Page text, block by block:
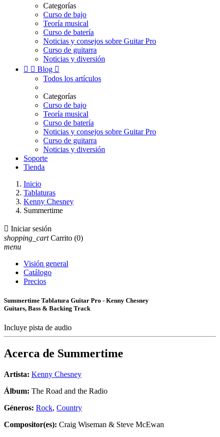
Categorías
Curso de bajo
Teoría musical
Curso de batería
Noticias y consejos sobre Guitar Pro
Curso de guitarra
Noticias y diversión
  Blog 
Todos los artículos
Categorías
Curso de bajo
Teoría musical
Curso de batería
Noticias y consejos sobre Guitar Pro
Curso de guitarra
Noticias y diversión
Soporte
Tienda
Inicio
Tablaturas
Kenny Chesney
Summertime
 Iniciar sesión
shopping_cart Carrito (0)
menu
Visión general
Catálogo
Precios
Summertime Tablatura Guitar Pro - Kenny Chesney
Guitars, Bass & Backing Track
Incluye pista de audio
Acerca de Summertime
Artista: Kenny Chesney
Álbum: The Road and the Radio
Géneros: Rock, Country
Compositor(es): Craig Wiseman & Steve McEwan